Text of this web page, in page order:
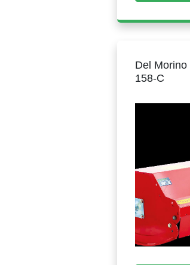
Del
158-C